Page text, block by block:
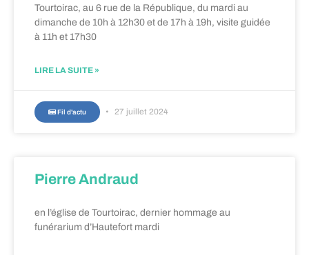
Tourtoirac, au 6 rue de la République, du mardi au
dimanche de 10h à 12h30 et de 17h à 19h, visite guidée
à 11h et 17h30
LIRE LA SUITE »
Fil d'actu 27 juillet 2024
Pierre Andraud
en l’église de Tourtoirac, dernier hommage au
funérarium d’Hautefort mardi